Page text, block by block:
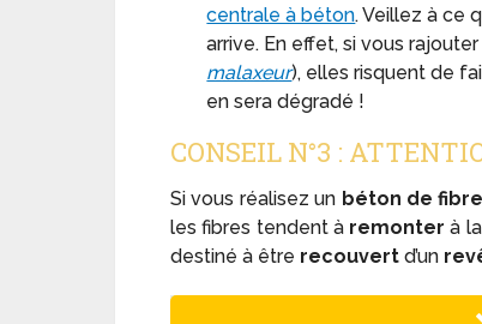
centrale à béton. Veillez à ce
arrive. En effet, si vous
malaxeur), elles risquent de
en sera dégradé !
CONSEIL N°3 :
Si vous réalisez un béton de
les fibres tendent à remonter à la
destiné à être recouvert d’un